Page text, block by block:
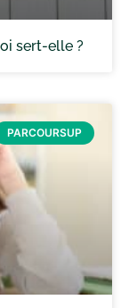
sert-elle ?
PARCOURSUP